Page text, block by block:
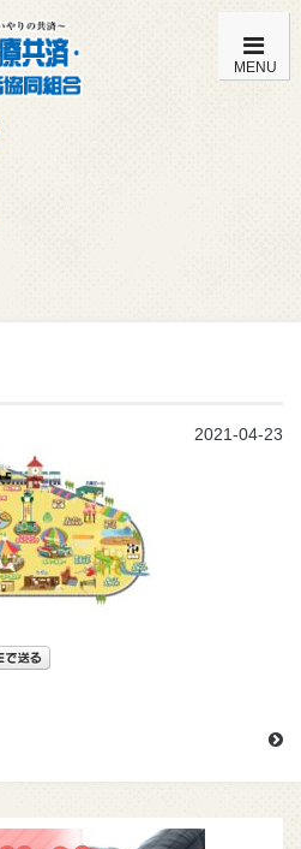
MENU
2021-04-23